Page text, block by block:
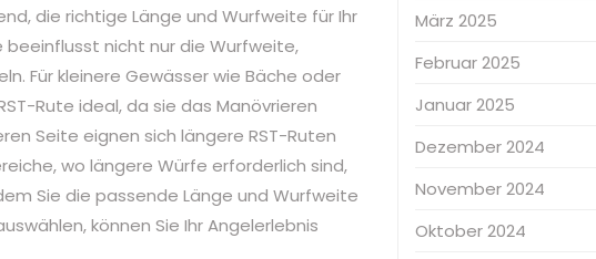
die richtige Länge und Wurfweite für Ihr
beeinflusst nicht nur die Wurfweite,
Für kleinere Gewässer wie Bäche oder
Rute ideal, da sie das Manövrieren
Seite eignen sich längere RST-Ruten
wo längere Würfe erforderlich sind,
Sie die passende Länge und Wurfweite
können Sie Ihr Angelerlebnis
März 2025
Februar 2025
Januar 2025
Dezember 2024
November 2024
Oktober 2024